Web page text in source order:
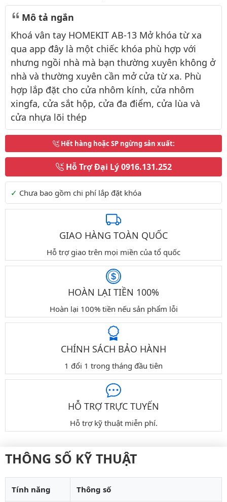
Mô tả ngắn
Khoá vân tay HOMEKIT AB-13 Mở khóa từ xa
qua app đây là một chiếc khóa phù hợp với
nhưng ngồi nhà mà bạn thường xuyên không ở
nhà và thường xuyên cần mở cửa từ xa. Phù
hợp lắp đặt cho cửa nhôm kính, cửa nhôm
xingfa, cửa sắt hộp, cửa đa điểm, cửa lùa và
cửa nhựa lõi thép
Hết hàng hoặc SP ngừng sản xuất:
Hỗ Trợ Đại Lý0916.131.252
Thông tin thêm
Chưa bao gồm chi phí lắp đặt khóa
GIAO HÀNG TOÀN QUỐC
Hỗ trợ giao trên mọi miền của tổ quốc
HOÀN LẠI TIỀN 100%
Hoàn lại 100% tiền nếu sản phẩm lỗi
CHÍNH SÁCH BẢO HÀNH
1 đổi 1 trong tháng đầu tiên
HỖ TRỢ TRỰC TUYẾN
Hỗ trợ kỹ thuật miễn phí.
THÔNG SỐ KỸ THUẬT
Tính năng Thông số